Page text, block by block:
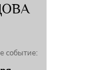
событие: